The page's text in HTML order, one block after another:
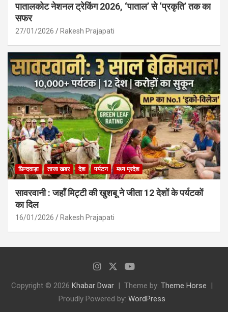
पातालकोट नेशनल ट्रेकिंग 2026, ‘पाताल’ से ‘प्रकृति’ तक का
सफर
27/01/2026 Rakesh Prajapati
छिन्दवाड़ा ताजा खबर देश पर्यटन मध्य प्रदेश
सावरवानी : जहाँ मिट्टी की खुशबू ने जीता 12 देशों के पर्यटकों
का दिल
16/01/2026 Rakesh Prajapati
Copyright © 2026 Khabar Dwar Theme by: Theme Horse
Proudly Powered by: WordPress